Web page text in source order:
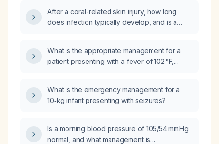
After a coral-related skin injury, how long
does infection typically develop, and is a
What is the appropriate management for a
patient presenting with a fever of 102 °F,
What is the emergency management for a
10‑kg infant presenting with seizures?
Is a morning blood pressure of 105/54 mm Hg
normal, and what management is